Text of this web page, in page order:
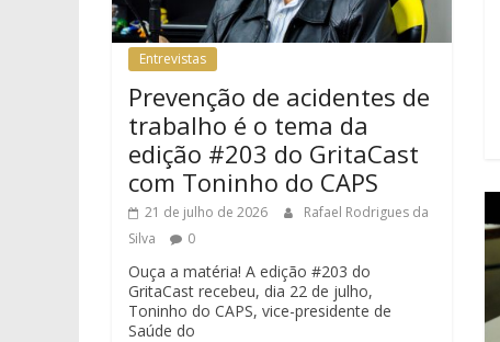
Entrevistas
Prevenção de acidentes de
trabalho é o tema da
edição #203 do GritaCast
com Toninho do CAPS
21 de julho de 2026
Rafael Rodrigues da
Silva
0
Ouça a matéria! A edição #203 do
GritaCast recebeu, dia 22 de julho,
Toninho do CAPS, vice-presidente de
Saúde do